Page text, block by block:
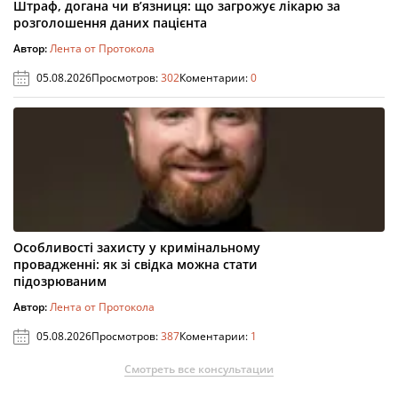
Штраф, догана чи в’язниця: що загрожує лікарю за
розголошення даних пацієнта
Автор:Лента от Протокола
05.08.2026Просмотров:302Коментарии:0
Особливості захисту у кримінальному
провадженні: як зі свідка можна стати
підозрюваним
Автор:Лента от Протокола
05.08.2026Просмотров:387Коментарии: 1
Смотреть все консультации